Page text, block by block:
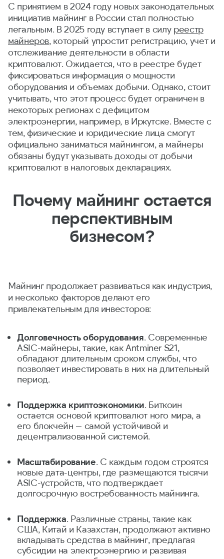
С принятием в 2024 году новых законодательных
инициатив майнинг в России стал полностью
легальным. В 2025 году вступает в силу реестр
майнеров, который упростит регистрацию, учет и
отслеживание деятельности в области
криптовалют. Ожидается, что в реестре будет
фиксироваться информация о мощности
оборудования и объемах добычи. Однако, стоит
учитывать, что этот процесс будет ограничен в
некоторых регионах с дефицитом
электроэнергии, например, в Иркутске. Вместе с
тем, физические и юридические лица смогут
официально заниматься майнингом, а майнеры
обязаны будут указывать доходы от добычи
криптовалют в налоговых декларациях.
Почему майнинг остается
перспективным
бизнесом?
Майнинг продолжает развиваться как индустрия,
и несколько факторов делают его
привлекательным для инвесторов:
Долговечность оборудования. Современные
ASIC-майнеры, такие, как Antminer S21,
обладают длительным сроком службы, что
позволяет инвестировать в них на длительный
период.
Поддержка криптоэкономики. Биткоин
остается основой криптовалют ного мира, а
его блокчейн — самой устойчивой и
децентрализованной системой.
Масштабирование. С каждым годом строятся
новые дата-центры, где размещаются тысячи
ASIC-устройств, что подтверждает
долгосрочную востребованность майнинга.
Поддержка. Различные страны, такие как
США, Китай и Казахстан, продолжают активно
вкладывать средства в майнинг, предлагая
субсидии на электроэнергию и развивая